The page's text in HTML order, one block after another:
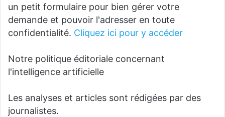
un petit formulaire pour bien gérer votre
demande et pouvoir l'adresser en toute
confidentialité. Cliquez ici pour y accéder
Notre politique éditoriale concernant
l'intelligence artificielle
Les analyses et articles sont rédigées par des
journalistes.